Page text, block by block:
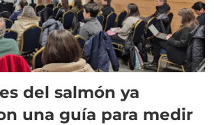
del salmón ya
una guía para medir